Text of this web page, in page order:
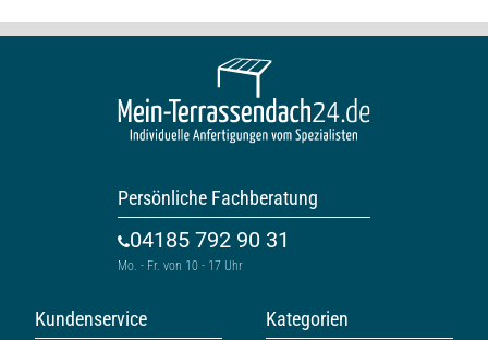
Persönliche Fachberatung
04185 792 90 31
Mo. - Fr. von 10 - 17 Uhr
Kundenservice Kategorien